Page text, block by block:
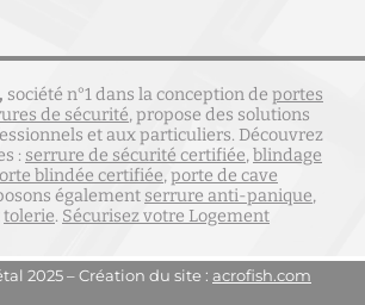
société n°1 dans la conception de portes
de sécurité, propose des solutions
et aux particuliers. Découvrez
: serrure de sécurité certifiée,blindage
blindée certifiée,porte de cave
également serrure anti-panique,
tolerie. Sécurisez votre Logement
2025 – Création du site : acrofish.com